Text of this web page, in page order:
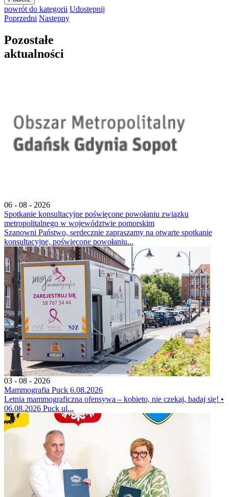
powrót do kategorii Udostępnij
Poprzedni Następny
Pozostałe
aktualności
06 - 08 - 2026
Spotkanie konsultacyjne poświęcone powołaniu związku
metropolitalnego w województwie pomorskim
Szanowni Państwo, serdecznie zapraszamy na otwarte spotkanie
konsultacyjne, poświęcone powołaniu...
03 - 08 - 2026
Mammografia Puck 6.08.2026
Letnia mammograficzna ofensywa – kobieto, nie czekaj, badaj się! •
06.08.2026 Puck ul...